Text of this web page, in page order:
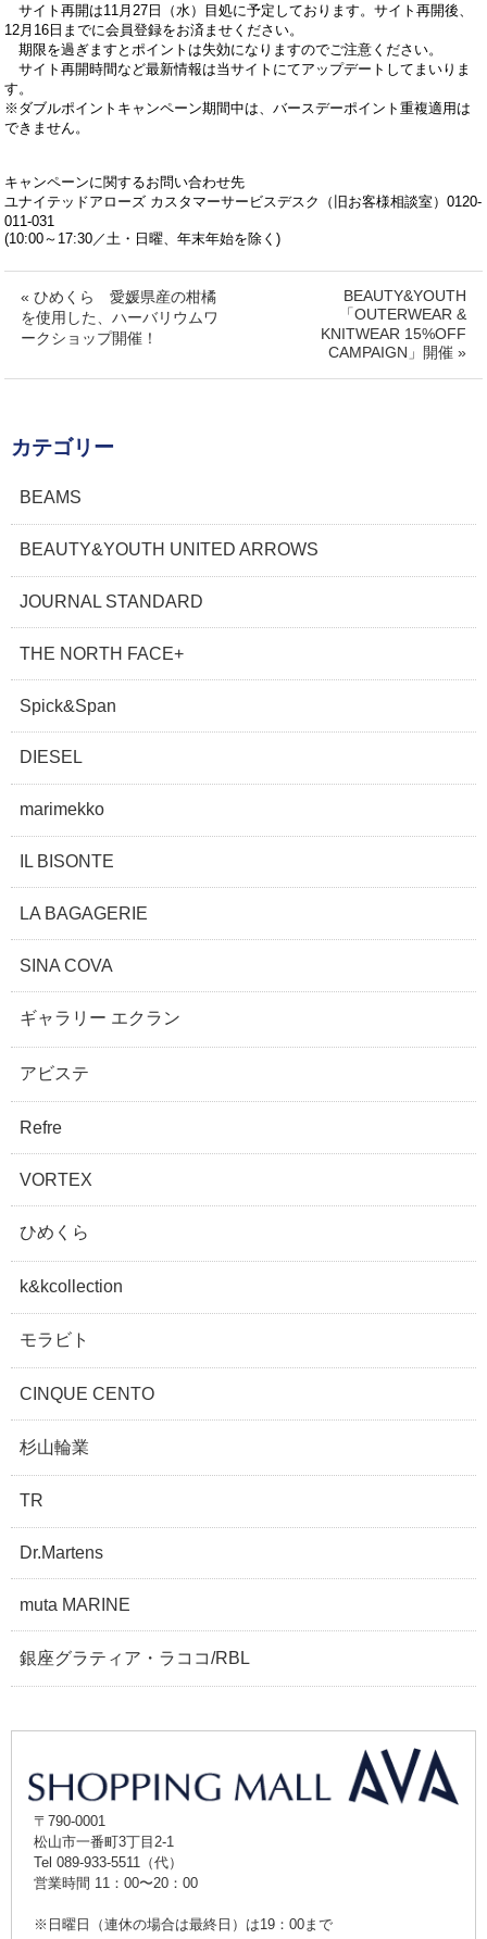
サイト再開は11月27日（水）目処に予定しております。サイト再開後、
12月16日までに会員登録をお済ませください。
期限を過ぎますとポイントは失効になりますのでご注意ください。
サイト再開時間など最新情報は当サイトにてアップデートしてまいりま
す。
※ダブルポイントキャンペーン期間中は、バースデーポイント重複適用は
できません。
キャンペーンに関するお問い合わせ先
ユナイテッドアローズ カスタマーサービスデスク（旧お客様相談室）0120-
011-031
(10:00～17:30／土・日曜、年末年始を除く)
« ひめくら 愛媛県産の柑橘
を使用した、ハーバリウムワ
ークショップ開催！
BEAUTY&YOUTH
「OUTERWEAR &
KNITWEAR 15%OFF
CAMPAIGN」開催 »
カテゴリー
BEAMS
BEAUTY&YOUTH UNITED ARROWS
JOURNAL STANDARD
THE NORTH FACE+
Spick&Span
DIESEL
marimekko
IL BISONTE
LA BAGAGERIE
SINA COVA
ギャラリー エクラン
アビステ
Refre
VORTEX
ひめくら
k&kcollection
モラビト
CINQUE CENTO
杉山輪業
TR
Dr.Martens
muta MARINE
銀座グラティア・ラココ/RBL
〒790-0001
松山市一番町3丁目2-1
Tel 089-933-5511（代）
営業時間 11：00〜20：00
※日曜日（連休の場合は最終日）は19：00まで